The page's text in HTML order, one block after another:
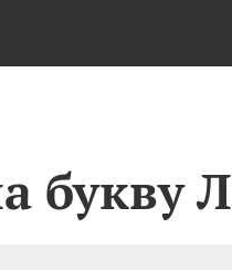
букву Л